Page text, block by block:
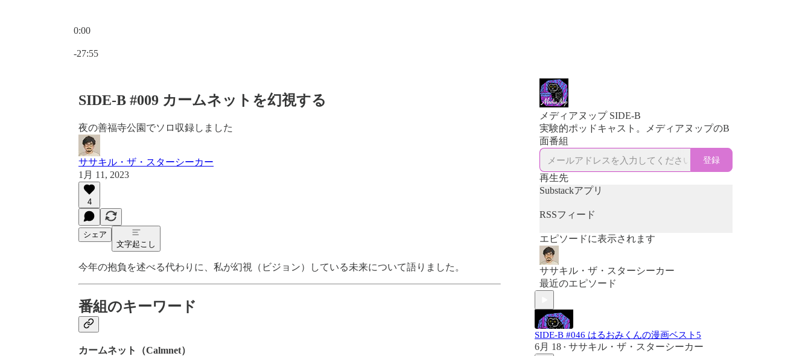
0:00
-27:55
SIDE-B #009 カームネットを幻視する
夜の善福寺公園でソロ収録しました
ササキル・ザ・スターシーカー
1月 11, 2023
4
シェア
文字起こし
今年の抱負を述べる代わりに、私が幻視（ビジョン）している未来について語りました。
番組のキーワード
カームネット（Calmnet）
メディアヌップ SIDE-B
実験的ポッドキャスト。メディアヌップのB
面番組
登録
再生先
Substackアプリ
RSSフィード
エピソードに表示されます
ササキル・ザ・スターシーカー
最近のエピソード
SIDE-B #046 はるおみくんの漫画ベスト5
6月 18 • ササキル・ザ・スターシーカー